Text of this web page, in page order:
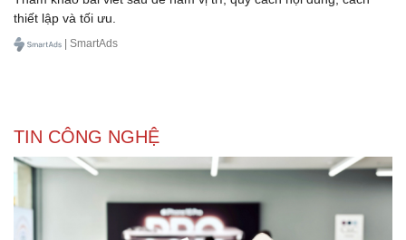
Doanh nghiệp 24h
Doanh nhân
Vì cộng đồng
Chuyển đổi số
thiết lập và tối ưu.
| SmartAds
TIN CÔNG NGHỆ